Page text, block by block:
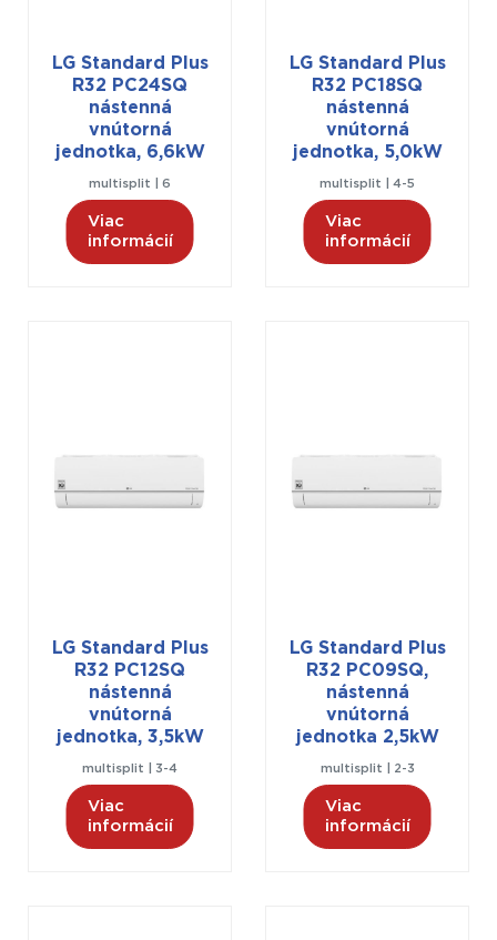
LG Standard Plus
R32 PC24SQ
nástenná
vnútorná
jednotka, 6,6kW
multisplit | 6
Viac
informácií
LG Standard Plus
R32 PC18SQ
nástenná
vnútorná
jednotka, 5,0kW
multisplit | 4-5
Viac
informácií
LG Standard Plus
R32 PC12SQ
nástenná
vnútorná
jednotka, 3,5kW
multisplit | 3-4
Viac
informácií
LG Standard Plus
R32 PC09SQ,
nástenná
vnútorná
jednotka 2,5kW
multisplit | 2-3
Viac
informácií